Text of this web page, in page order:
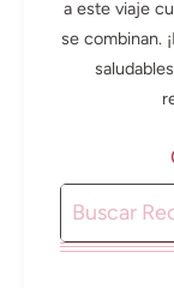
a este viaje
se combinan.
Buscar